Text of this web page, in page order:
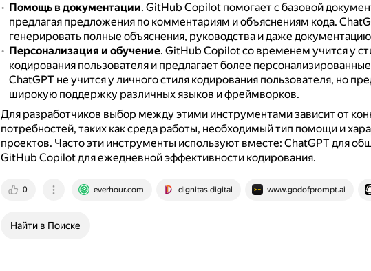
Помощь в документации. GitHub Copilot помогает с базовой
предлагая предложения по комментариям и объяснениям кода.
генерировать полные объяснения, руководства и даже
Персонализация и обучение. GitHub Copilot со временем учится у
кодирования пользователя и предлагает более
ChatGPT не учится у личного стиля кодирования пользователя, но
широкую поддержку различных языков и фреймворков.
Для разработчиков выбор между этими инструментами зависит от
потребностей, таких как среда работы, необходимый тип помощи и
проектов. Часто эти инструменты используют вместе: ChatGPT для
GitHub Copilot для ежедневной эффективности кодирования.
0 everhour.com dignitas.digital www.godofprompt.ai
Найти в Поиске